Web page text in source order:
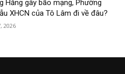
Hằng gây bão mạng, Phường
XHCN của Tô Lâm đi về đâu?
2026